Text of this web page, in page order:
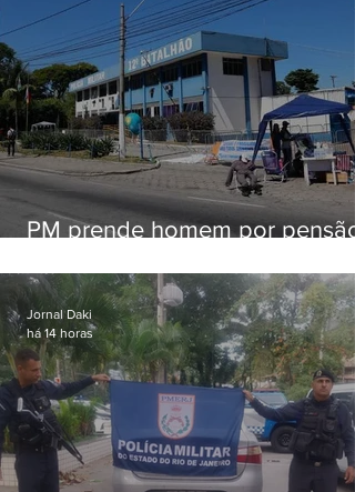
PM prende homem por pensão
Jornal Daki
há 14 horas